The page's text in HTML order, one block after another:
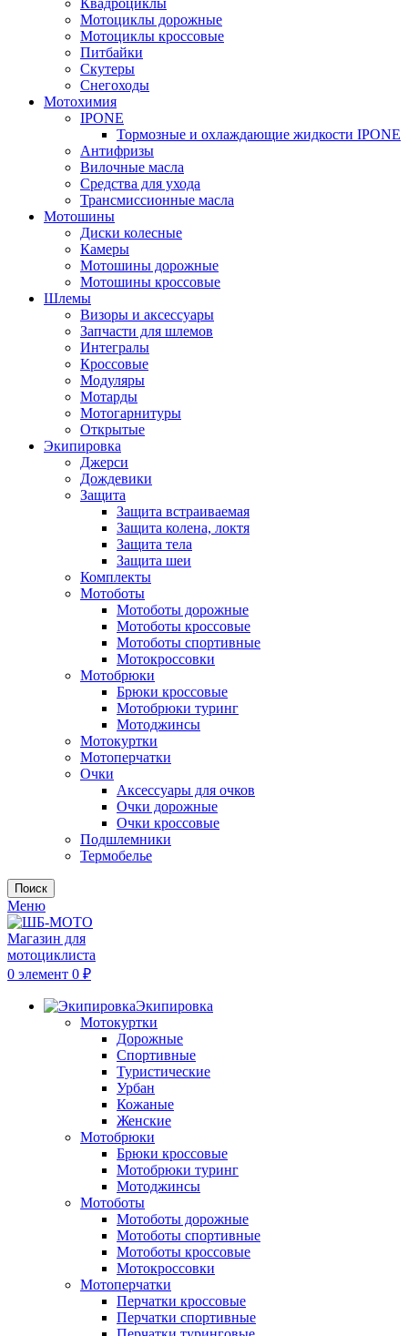
Квадроциклы
Мотоциклы дорожные
Мотоциклы кроссовые
Питбайки
Скутеры
Снегоходы
Мотохимия
IPONE
Тормозные и охлаждающие жидкости IPONE
Антифризы
Вилочные масла
Средства для ухода
Трансмиссионные масла
Мотошины
Диски колесные
Камеры
Мотошины дорожные
Мотошины кроссовые
Шлемы
Визоры и аксессуары
Запчасти для шлемов
Интегралы
Кроссовые
Модуляры
Мотарды
Мотогарнитуры
Открытые
Экипировка
Джерси
Дождевики
Защита
Защита встраиваемая
Защита колена, локтя
Защита тела
Защита шеи
Комплекты
Мотоботы
Мотоботы дорожные
Мотоботы кроссовые
Мотоботы спортивные
Мотокроссовки
Мотобрюки
Брюки кроссовые
Мотобрюки туринг
Мотоджинсы
Мотокуртки
Мотоперчатки
Очки
Аксессуары для очков
Очки дорожные
Очки кроссовые
Подшлемники
Термобелье
Поиск
Меню
0 элемент 0 ₽
Экипировка
Мотокуртки
Дорожные
Спортивные
Туристические
Урбан
Кожаные
Женские
Мотобрюки
Брюки кроссовые
Мотобрюки туринг
Мотоджинсы
Мотоботы
Мотоботы дорожные
Мотоботы спортивные
Мотоботы кроссовые
Мотокроссовки
Мотоперчатки
Перчатки кроссовые
Перчатки спортивные